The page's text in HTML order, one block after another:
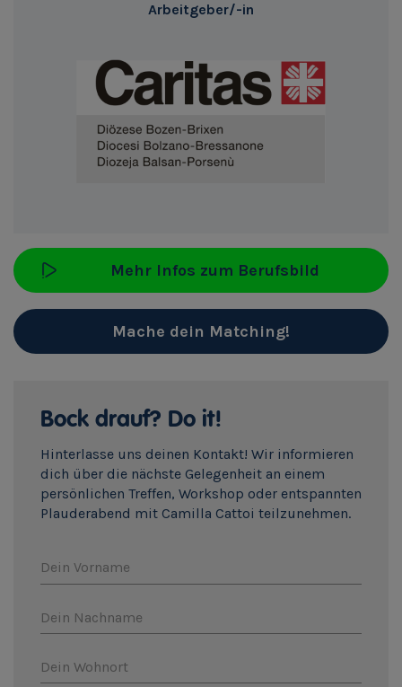
Arbeitgeber/-in
Mehr Infos zum Berufsbild
Mache dein Matching!
Bock drauf? Do it!
Hinterlasse uns deinen Kontakt! Wir informieren
dich über die nächste Gelegenheit an einem
persönlichen Treffen, Workshop oder entspannten
Plauderabend mit Camilla Cattoi teilzunehmen.
Dein Vorname
Dein Nachname
Dein Wohnort